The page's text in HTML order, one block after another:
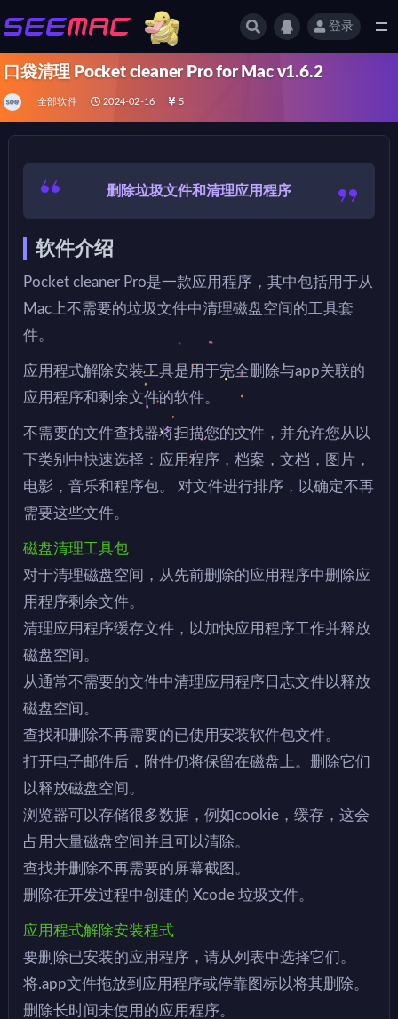
登录
口袋清理 Pocket cleaner Pro for Mac v1.6.2
全部软件 2024-02-16 5
删除垃圾文件和清理应用程序
软件介绍
Pocket cleaner Pro是一款应用程序，其中包括用于从
Mac上不需要的垃圾文件中清理磁盘空间的工具套
件。
应用程式解除安装工具是用于完全删除与app关联的
应用程序和剩余文件的软件。
不需要的文件查找器将扫描您的文件，并允许您从以
下类别中快速选择：应用程序，档案，文档，图片，
电影，音乐和程序包。 对文件进行排序，以确定不再
需要这些文件。
磁盘清理工具包
对于清理磁盘空间，从先前删除的应用程序中删除应
用程序剩余文件。
清理应用程序缓存文件，以加快应用程序工作并释放
磁盘空间。
从通常不需要的文件中清理应用程序日志文件以释放
磁盘空间。
查找和删除不再需要的已使用安装软件包文件。
打开电子邮件后，附件仍将保留在磁盘上。删除它们
以释放磁盘空间。
浏览器可以存储很多数据，例如cookie，缓存，这会
占用大量磁盘空间并且可以清除。
查找并删除不再需要的屏幕截图。
删除在开发过程中创建的 Xcode 垃圾文件。
应用程式解除安装程式
要删除已安装的应用程序，请从列表中选择它们。
将.app文件拖放到应用程序或停靠图标以将其删除。
删除长时间未使用的应用程序。